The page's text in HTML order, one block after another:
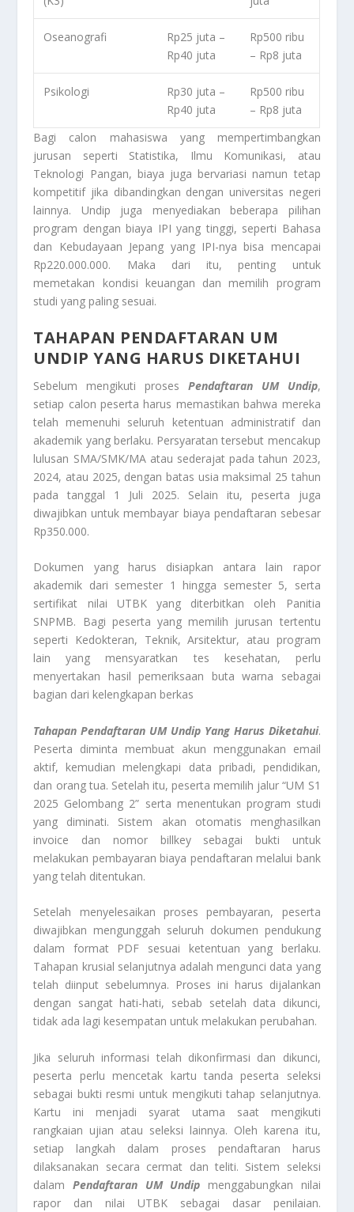
Oseanografi
Rp25 juta –
Rp40 juta
Rp500 ribu
– Rp8 juta
Psikologi
Rp30 juta –
Rp40 juta
Rp500 ribu
– Rp8 juta
Bagi calon mahasiswa yang mempertimbangkan
jurusan seperti Statistika, Ilmu Komunikasi, atau
Teknologi Pangan, biaya juga bervariasi namun tetap
kompetitif jika dibandingkan dengan universitas negeri
lainnya. Undip juga menyediakan beberapa pilihan
program dengan biaya IPI yang tinggi, seperti Bahasa
dan Kebudayaan Jepang yang IPI-nya bisa mencapai
Rp220.000.000. Maka dari itu, penting untuk
memetakan kondisi keuangan dan memilih program
studi yang paling sesuai.
TAHAPAN PENDAFTARAN UM
UNDIP YANG HARUS DIKETAHUI
Sebelum mengikuti proses Pendaftaran UM Undip,
setiap calon peserta harus memastikan bahwa mereka
telah memenuhi seluruh ketentuan administratif dan
akademik yang berlaku. Persyaratan tersebut mencakup
lulusan SMA/SMK/MA atau sederajat pada tahun 2023,
2024, atau 2025, dengan batas usia maksimal 25 tahun
pada tanggal 1 Juli 2025. Selain itu, peserta juga
diwajibkan untuk membayar biaya pendaftaran sebesar
Rp350.000.
Dokumen yang harus disiapkan antara lain rapor
akademik dari semester 1 hingga semester 5, serta
sertifikat nilai UTBK yang diterbitkan oleh Panitia
SNPMB. Bagi peserta yang memilih jurusan tertentu
seperti Kedokteran, Teknik, Arsitektur, atau program
lain yang mensyaratkan tes kesehatan, perlu
menyertakan hasil pemeriksaan buta warna sebagai
bagian dari kelengkapan berkas
Tahapan Pendaftaran UM Undip Yang Harus Diketahui.
Peserta diminta membuat akun menggunakan email
aktif, kemudian melengkapi data pribadi, pendidikan,
dan orang tua. Setelah itu, peserta memilih jalur “UM S1
2025 Gelombang 2” serta menentukan program studi
yang diminati. Sistem akan otomatis menghasilkan
invoice dan nomor billkey sebagai bukti untuk
melakukan pembayaran biaya pendaftaran melalui bank
yang telah ditentukan.
Setelah menyelesaikan proses pembayaran, peserta
diwajibkan mengunggah seluruh dokumen pendukung
dalam format PDF sesuai ketentuan yang berlaku.
Tahapan krusial selanjutnya adalah mengunci data yang
telah diinput sebelumnya. Proses ini harus dijalankan
dengan sangat hati-hati, sebab setelah data dikunci,
tidak ada lagi kesempatan untuk melakukan perubahan.
Jika seluruh informasi telah dikonfirmasi dan dikunci,
peserta perlu mencetak kartu tanda peserta seleksi
sebagai bukti resmi untuk mengikuti tahap selanjutnya.
Kartu ini menjadi syarat utama saat mengikuti
rangkaian ujian atau seleksi lainnya. Oleh karena itu,
setiap langkah dalam proses pendaftaran harus
dilaksanakan secara cermat dan teliti. Sistem seleksi
dalamPendaftaran UM Undip menggabungkan nilai
rapor dan nilai UTBK sebagai dasar penilaian.